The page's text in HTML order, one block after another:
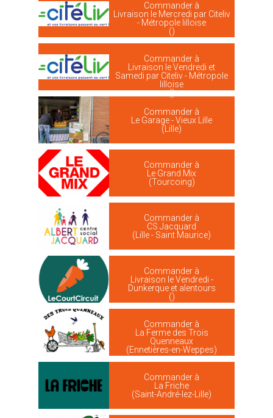
Commander à
Livraison le Mercredi par Citeliv
- Métropole lilloise
()
Commander à
Livraison le Vendredi et
Samedi par Citeliv - Métropole
lilloise
()
Commander à
Le Garage - Vieux Lille
(Lille)
Commander à
Le Grand Mix
(Tourcoing)
Commander à
CS Jacquard
(Lille - Saint Maurice)
Commander à
Livraison le Vendredi -
Dunkerque et alentours
()
Commander à
La Ferme des Trois
Quenneaux
(Ennetières-en-Weppes)
Commander à
La Friche
(Saint-André-lez-Lille)